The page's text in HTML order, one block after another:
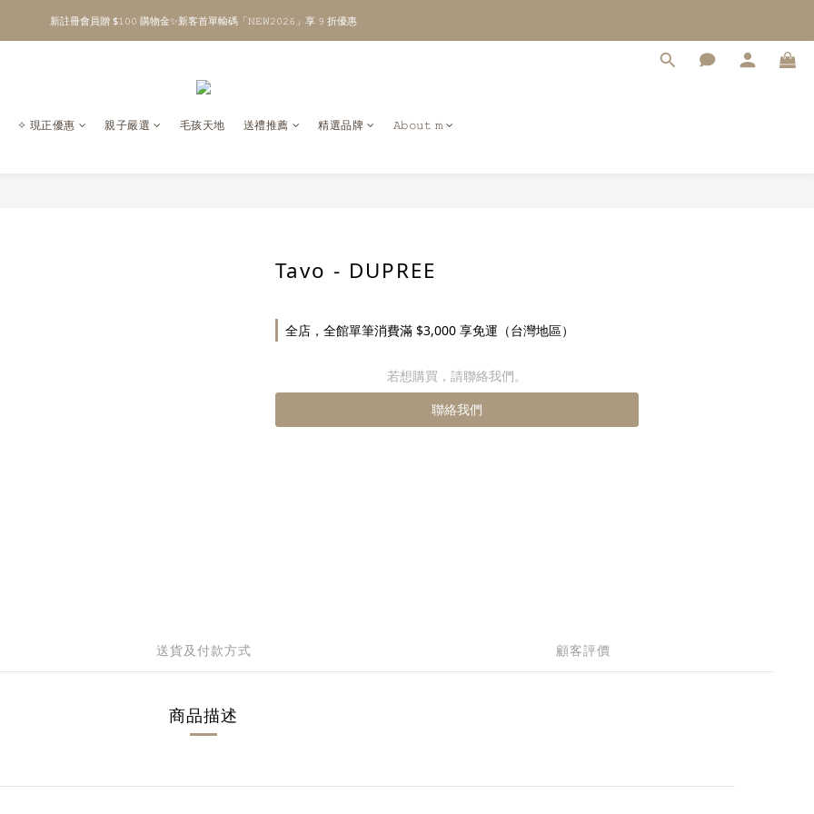
\ Welcome to 𝙻𝚒𝚝𝚝𝚕𝚎 𝙼𝚒𝚕𝚔𝚢 𝚆𝚊𝚢  ✨ For the Little Ones. /
新註冊會員贈 $𝟷𝟶𝟶 購物金✨新客首單輸碼「𝙽𝙴𝚆𝟸𝟶𝟸𝟼」享 𝟿 折優惠
✧ 現正優惠 親子嚴選 毛孩天地 送禮推薦 精選品牌 𝙰𝚋𝚘𝚞𝚝 𝚖
Tavo - DUPREE
全店，全館單筆消費滿 $3,000 享免運（台灣地區）
若想購買，請聯絡我們。
聯絡我們
送貨及付款方式 顧客評價
商品描述